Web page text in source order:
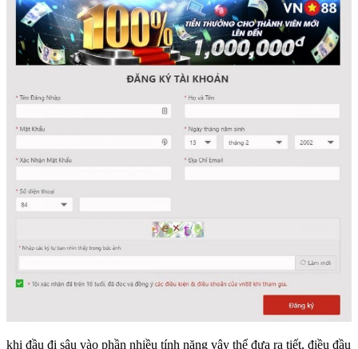
khi đầu đi sâu vào phần nhiều tính năng vậy thể đưa ra tiết, điều đầu